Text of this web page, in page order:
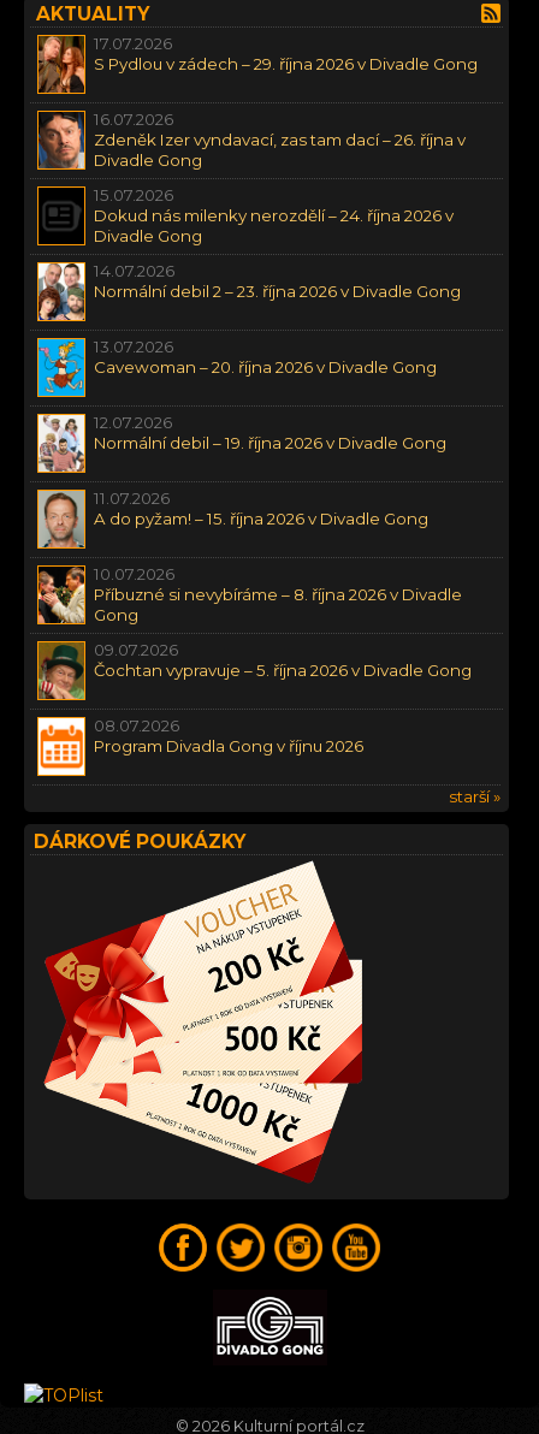
AKTUALITY
17.07.2026
S Pydlou v zádech – 29. října 2026 v Divadle Gong
16.07.2026
Zdeněk Izer vyndavací, zas tam dací – 26. října v
Divadle Gong
15.07.2026
Dokud nás milenky nerozdělí – 24. října 2026 v
Divadle Gong
14.07.2026
Normální debil 2 – 23. října 2026 v Divadle Gong
13.07.2026
Cavewoman – 20. října 2026 v Divadle Gong
12.07.2026
Normální debil – 19. října 2026 v Divadle Gong
11.07.2026
A do pyžam! – 15. října 2026 v Divadle Gong
10.07.2026
Příbuzné si nevybíráme – 8. října 2026 v Divadle
Gong
09.07.2026
Čochtan vypravuje – 5. října 2026 v Divadle Gong
08.07.2026
Program Divadla Gong v říjnu 2026
starší »
DÁRKOVÉ POUKÁZKY
© 2026 Kulturní portál.cz